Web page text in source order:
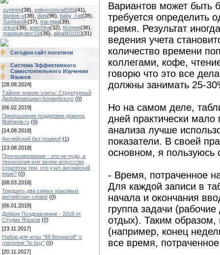
svetnim(38) seliverstova8585(41)
danilos-v(38) dios(96) baby_cat(28)
SunNastik(37) ma-niga(39)
orkun(39) anechka(32) Ксения(36)
manipulyator15t(36) alina901010(31)
Сегодня сайт посетили
Система Эффективного
Самостоятельного Изучения
Языков
[28.08.2024]
Тайное знание элиты: Структурный
Дифференциал Коржибского (0)
[06.02.2019]
Прекращение поддержки домена
filolingvia.ru (0)
[14.08.2018]
Английский без правил! (1)
[13.08.2018]
Прогнозирование - это не чудо, а
технология или зачем искусство
стратегии тем, кто учит английский
язык? (0)
[08.03.2018]
Тридцать два самых красивых
английских слова! (0)
[06.01.2018]
Доброе Поздравление - 2018 от
Студии Языков (0)
[23.11.2017]
Набор для игры "88 8опросо8" с
глаголом "to buy" (0)
[20.11.2017]
Вариантов может быть
требуется определить
время. Результат
ведения учета
количество времени
коллегами, кофе,
говорю что это все
должны занимать 25-
Но на самом деле,
дней практически
анализа лучше
показатели. В своей
основном, я
- Время, потраченное
Для каждой записи в
начала и окончания
группа задачи
отдых). Таким образом,
(например, конец
все время,